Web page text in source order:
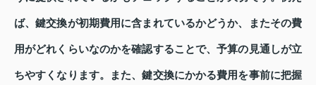
ば、鍵交換が初期費用に含まれているかどうか、またその費
用がどれくらいなのかを確認することで、予算の見通しが立
ちやすくなります。また、鍵交換にかかる費用を事前に把握